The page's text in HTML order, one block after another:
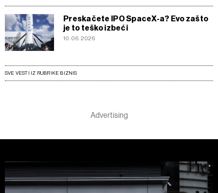
Preskačete IPO SpaceX-a? Evo zašto
je to teško izbeći
10.06.2026
SVE VESTI IZ RUBRIKE BIZNIS